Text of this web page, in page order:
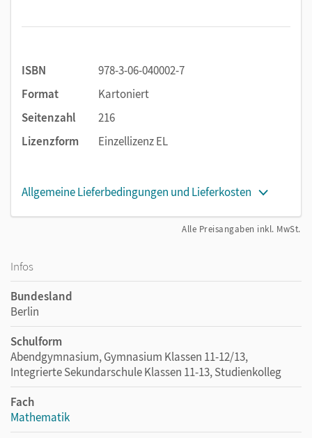
ISBN
978-3-06-040002-7
Format
Kartoniert
Seitenzahl
216
Lizenzform
Einzellizenz EL
Allgemeine Lieferbedingungen und Lieferkosten
Alle Preisangaben inkl. MwSt.
Infos
Bundesland
Berlin
Schulform
Abendgymnasium, Gymnasium Klassen 11-12/13,
Integrierte Sekundarschule Klassen 11-13, Studienkolleg
Fach
Mathematik